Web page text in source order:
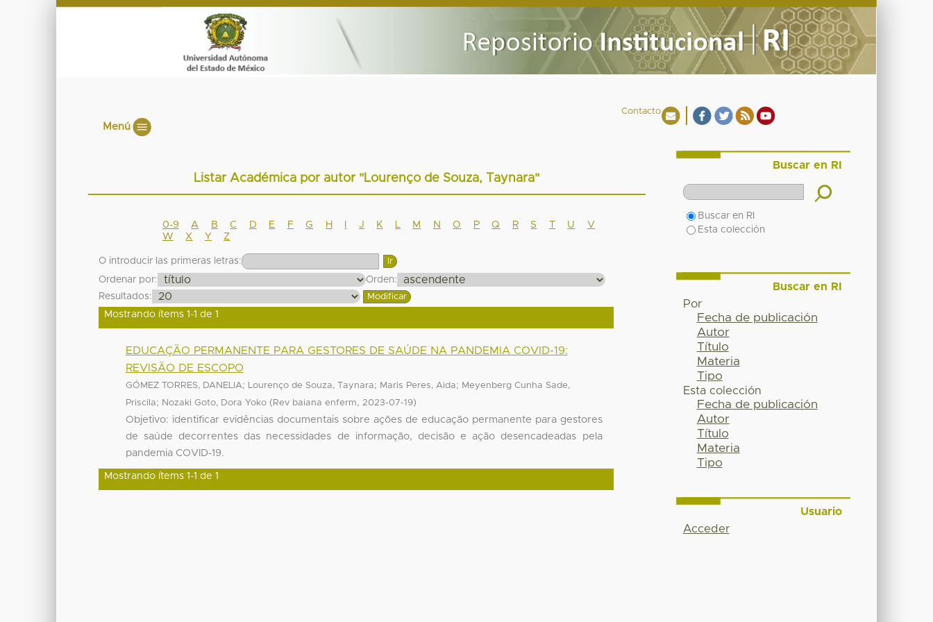
Contacto
Menú
Listar Académica por autor "Lourenço de Souza, Taynara"
0-9 A B C D E F G H J K M N O P Q R S T U
V
W
X Y Z
O introducir las primeras letras:
Ordenar por:
Orden:
Resultados:
Mostrando ítems 1-1 de 1
EDUCAÇÃO PERMANENTE PARA GESTORES DE SAÚDE NA PANDEMIA COVID-19:
REVISÃO DE ESCOPO
GÓMEZ TORRES, DANELIA; Lourenço de Souza, Taynara; Maris Peres, Aida; Meyenberg Cunha Sade,
Priscila; Nozaki Goto, Dora Yoko ( Rev baiana enferm, 2023-07-19)
Objetivo: identificar evidências documentais sobre ações de educação permanente para gestores
de saúde decorrentes das necessidades de informação, decisão e ação desencadeadas pela
pandemia COVID-19.
Mostrando ítems 1-1 de 1
Buscar en RI
Buscar en RI
Esta colección
Buscar en RI
Por
Fecha de publicación
Autor
Título
Materia
Tipo
Esta colección
Fecha de publicación
Autor
Título
Materia
Tipo
Usuario
Acceder